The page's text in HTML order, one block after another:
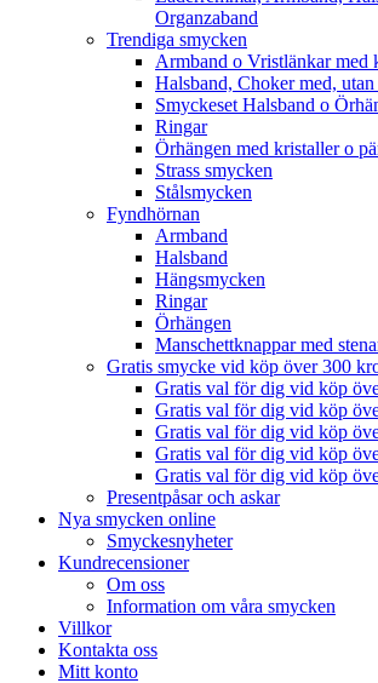
Organzaband
Trendiga smycken
Armband o Vristlänkar med
Halsband, Choker med,
Smyckeset Halsband o
Ringar
Örhängen med kristaller o
Strass smycken
Stålsmycken
Fyndhörnan
Armband
Halsband
Hängsmycken
Ringar
Örhängen
Manschettknappar med
Gratis smycke vid köp över 300
Gratis val för dig vid köp
Gratis val för dig vid köp
Gratis val för dig vid köp
Gratis val för dig vid köp
Gratis val för dig vid köp
Presentpåsar och askar
Nya smycken online
Smyckesnyheter
Kundrecensioner
Om oss
Information om våra smycken
Villkor
Kontakta oss
Mitt konto